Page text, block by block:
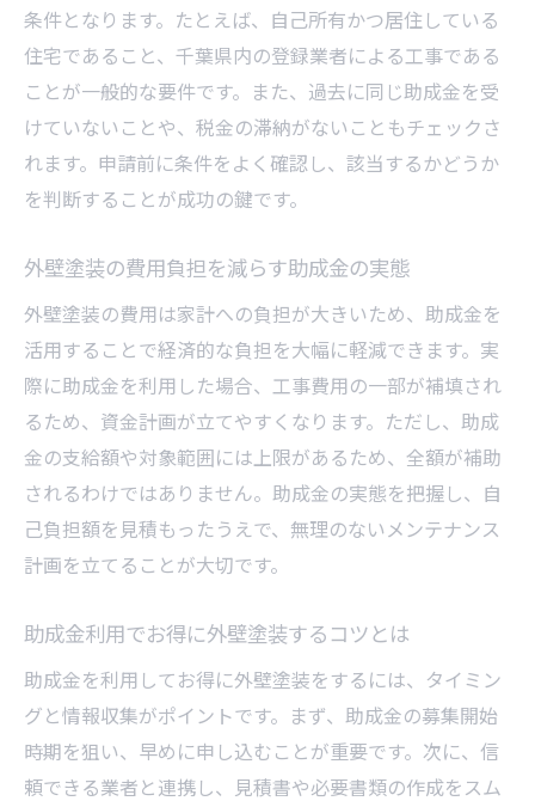
条件となります。たとえば、自己所有かつ居住している
住宅であること、千葉県内の登録業者による工事である
ことが一般的な要件です。また、過去に同じ助成金を受
けていないことや、税金の滞納がないこともチェックさ
れます。申請前に条件をよく確認し、該当するかどうか
を判断することが成功の鍵です。
外壁塗装の費用負担を減らす助成金の実態
外壁塗装の費用は家計への負担が大きいため、助成金を
活用することで経済的な負担を大幅に軽減できます。実
際に助成金を利用した場合、工事費用の一部が補填され
るため、資金計画が立てやすくなります。ただし、助成
金の支給額や対象範囲には上限があるため、全額が補助
されるわけではありません。助成金の実態を把握し、自
己負担額を見積もったうえで、無理のないメンテナンス
計画を立てることが大切です。
助成金利用でお得に外壁塗装するコツとは
助成金を利用してお得に外壁塗装をするには、タイミン
グと情報収集がポイントです。まず、助成金の募集開始
時期を狙い、早めに申し込むことが重要です。次に、信
頼できる業者と連携し、見積書や必要書類の作成をスム